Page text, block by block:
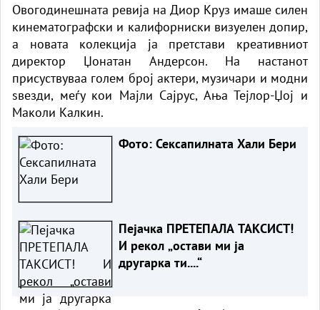
Овогодинешната ревија на Диор Круз имаше силен
кинематографски и калифорниски визуелен допир,
а новата колекција ја претстави креативниот
директор Џонатан Андерсон. На настанот
присуствуваа голем број актери, музичари и модни
ѕвезди, меѓу кои Мајли Сајрус, Ања Тејлор-Џој и
Маколи Калкин.
Фото: Сексапилната Хали Бери
Пејачка ПРЕТЕПАЛА ТАКСИСТ!
И рекол „остави ми ја
другарка ти....“